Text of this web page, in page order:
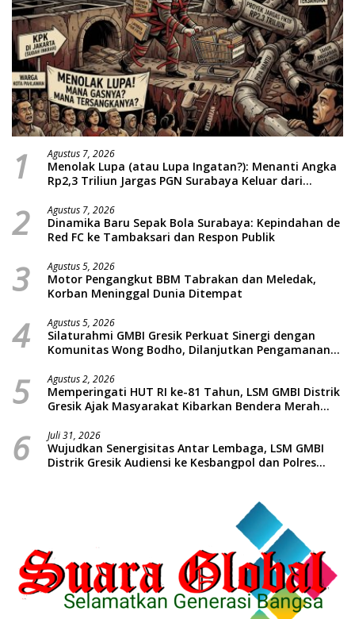
1 Agustus 7, 2026
Menolak Lupa (atau Lupa Ingatan?): Menanti Angka
Rp2,3 Triliun Jargas PGN Surabaya Keluar dari
2 Agustus 7, 2026
Dinamika Baru Sepak Bola Surabaya: Kepindahan de
Red FC ke Tambaksari dan Respon Publik
3 Agustus 5, 2026
Motor Pengangkut BBM Tabrakan dan Meledak,
Korban Meninggal Dunia Ditempat
4 Agustus 5, 2026
Silaturahmi GMBI Gresik Perkuat Sinergi dengan
Komunitas Wong Bodho, Dilanjutkan Pengamanan
Massal dan Santunan Anak Yatim
5 Agustus 2, 2026
Memperingati HUT RI ke-81 Tahun, LSM GMBI Distrik
Gresik Ajak Masyarakat Kibarkan Bendera Merah
6 Juli 31, 2026
Wujudkan Senergisitas Antar Lembaga, LSM GMBI
Distrik Gresik Audiensi ke Kesbangpol dan Polres